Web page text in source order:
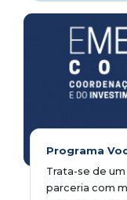
Programa
Trata-se de
parceria com